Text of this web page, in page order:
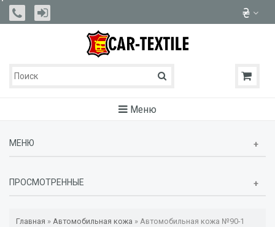
Меню
МЕНЮ
ПРОСМОТРЕННЫЕ
Главная » Автомобильная кожа » Автомобильная кожа №90-1